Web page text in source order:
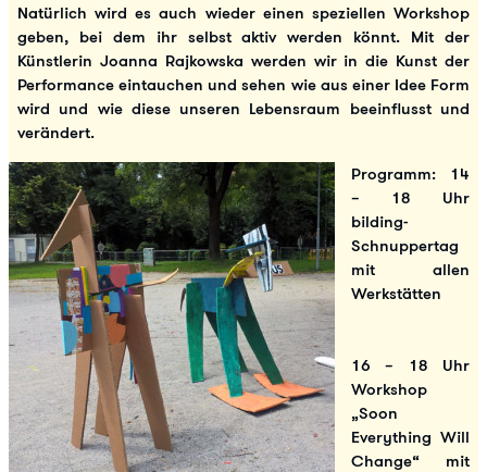
Natürlich wird es auch wieder einen speziellen Workshop
geben, bei dem ihr selbst aktiv werden könnt. Mit der
Künstlerin Joanna Rajkowska werden wir in die Kunst der
Performance eintauchen und sehen wie aus einer Idee Form
wird und wie diese unseren Lebensraum beeinflusst und
verändert.
Programm: 14
– 18 Uhr
bilding-
Schnuppertag
mit allen
Werkstätten
16 – 18 Uhr
Workshop
„Soon
Everything Will
Change“ mit